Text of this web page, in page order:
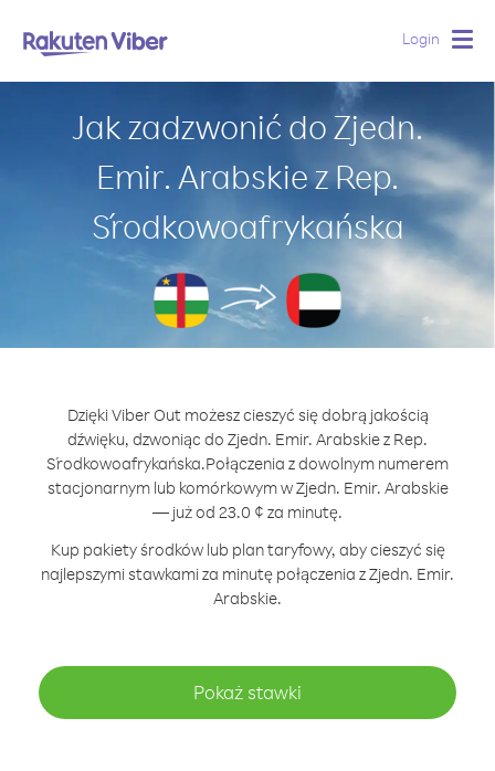
Login
Jak zadzwonić do Zjedn.
Emir. Arabskie z Rep.
Środkowoafrykańska
Dzięki Viber Out możesz cieszyć się dobrą jakością
dźwięku, dzwoniąc do Zjedn. Emir. Arabskie z Rep.
Środkowoafrykańska.Połączenia z dowolnym numerem
stacjonarnym lub komórkowym w Zjedn. Emir. Arabskie
— już od 23.0 ¢ za minutę.
Kup pakiety środków lub plan taryfowy, aby cieszyć się
najlepszymi stawkami za minutę połączenia z Zjedn. Emir.
Arabskie.
Pokaż stawki